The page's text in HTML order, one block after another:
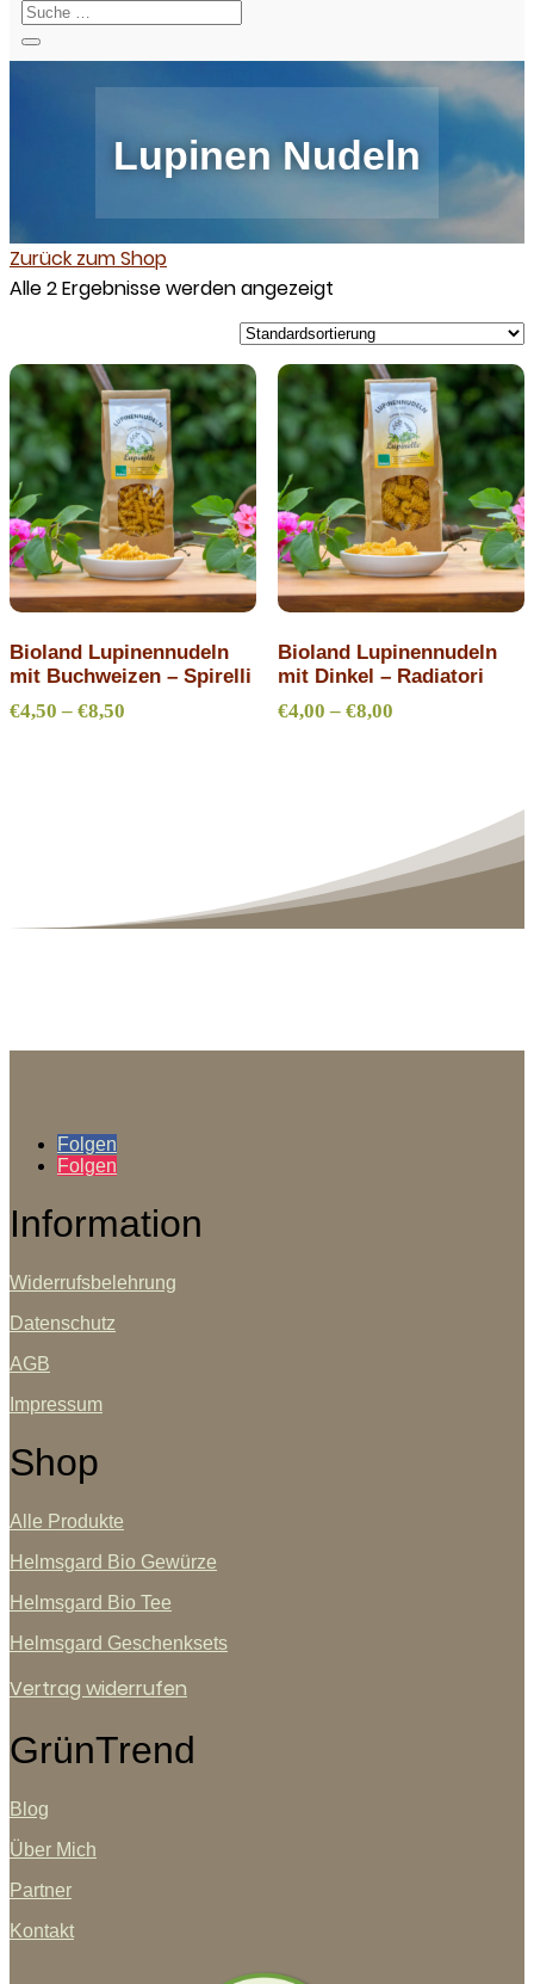
Lupinen Nudeln
Zurück zum Shop
Alle 2 Ergebnisse werden angezeigt
Bioland Lupinennudeln
mit Buchweizen – Spirelli
€4,50 – €8,50
Bioland Lupinennudeln
mit Dinkel – Radiatori
€4,00 – €8,00Preisspanne:
Folgen
Folgen
Information
Widerrufsbelehrung
Datenschutz
AGB
Impressum
Shop
Alle Produkte
Helmsgard Bio Gewürze
Helmsgard Bio Tee
Helmsgard Geschenksets
Vertrag widerrufen
GrünTrend
Blog
Über Mich
Partner
Kontakt